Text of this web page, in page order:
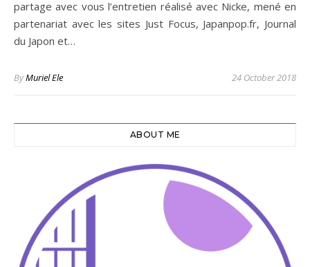
partage avec vous l’entretien réalisé avec Nicke, mené en
partenariat avec les sites Just Focus, Japanpop.fr, Journal
du Japon et…
ByMuriel Ele 24 October 2018
ABOUT ME